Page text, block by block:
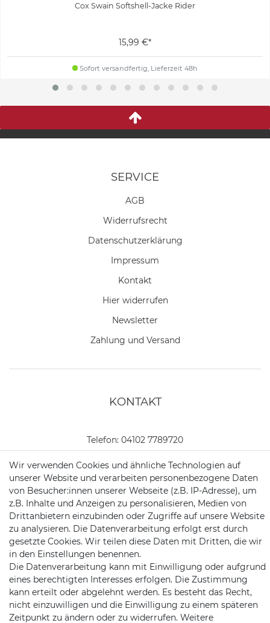
Cox Swain Softshell-Jacke Rider
15,99 €*
Sofort versandfertig, Lieferzeit 48h
SERVICE
AGB
Widerrufs­recht
Daten­schutz­erklärung
Impressum
Kontakt
Hier widerrufen
Newsletter
Zahlung und Versand
KONTAKT
Telefon: 04102 7789720
Mail:kundenservice@motionandsports.de
Jochim-Klindt-Str. 5
22926 Ahrensburg
Schnellversand auf Facebook
Schnellversand auf Twitter
Schnellversand auf YouTube
Schnellversand auf
Schnellversand
Wir verwenden Cookies und ähnliche Technologien auf
unserer Website und verarbeiten personenbezogene Daten
von Besucher:innen unserer Webseite (z.B. IP-Adresse), um
z.B. Inhalte und Anzeigen zu personalisieren, Medien von
Drittanbietern einzubinden oder Zugriffe auf unsere Website
zu analysieren. Die Datenverarbeitung erfolgt erst durch
gesetzte Cookies. Wir teilen diese Daten mit Dritten, die wir
in den Einstellungen benennen.
Die Datenverarbeitung kann mit Einwilligung oder aufgrund
eines berechtigten Interesses erfolgen. Die Zustimmung
kann erteilt oder abgelehnt werden. Es besteht das Recht,
nicht einzuwilligen und die Einwilligung zu einem späteren
Zeitpunkt zu ändern oder zu widerrufen. Weitere